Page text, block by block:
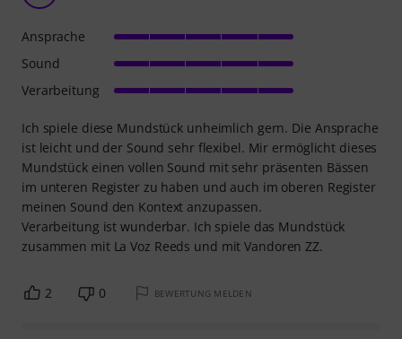
Ich spiele diese Mundstück unheimlich gern. Die Ansprache
ist leicht und der Sound sehr flexibel. Mir ermöglicht dieses
Mundstück einen vollen Sound mit sehr präsenten Bässen
im unteren Register zu haben und auch im oberen Register
meinen Sound den Kontext anzupassen.
Verarbeitung ist wunderbar. Ich spiele das Mundstück
zusammen mit La Voz Reeds und mit Vandoren ZZ.
Ansprache
Sound
Verarbeitung
2 0 BEWERTUNG MELDEN